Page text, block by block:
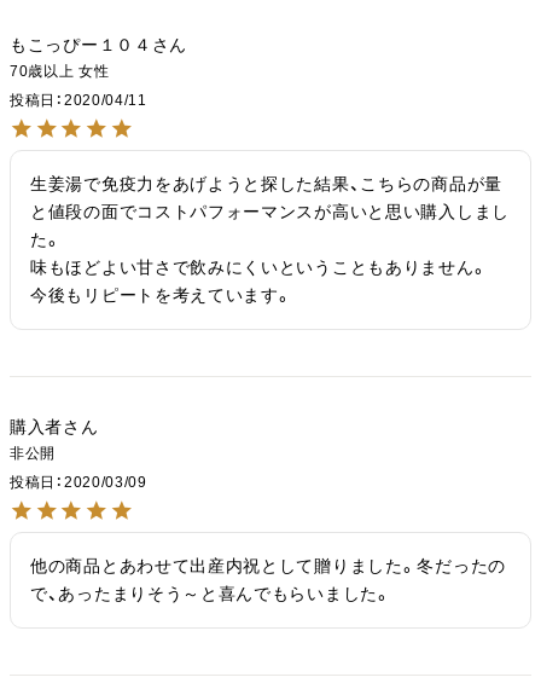
もこっぴー１０４
70歳以上 女性
投稿日
2020/04/11
生姜湯で免疫力をあげようと探した結果、こちらの商品が量
と値段の面でコストパフォーマンスが高いと思い購入しまし
た。
味もほどよい甘さで飲みにくいということもありません。
今後もリピートを考えています。
購入者
非公開
投稿日
2020/03/09
他の商品とあわせて出産内祝として贈りました。冬だったの
で、あったまりそう～と喜んでもらいました。